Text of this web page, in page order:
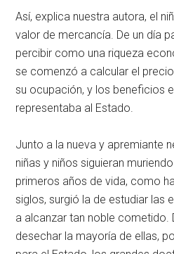
Así, explica nuestra autora, el
valor de mercancía. De un día
percibir como una riqueza
se comenzó a calcular el
su ocupación, y los beneficios
representaba al Estado.
Junto a la nueva y apremiante
niñas y niños siguieran
primeros años de vida, como
siglos, surgió la de estudiar las
a alcanzar tan noble cometido.
desechar la mayoría de ellas,